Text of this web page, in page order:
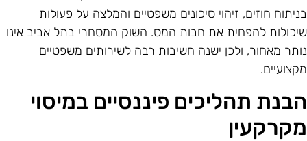
חוזים, זיהוי סיכונים משפטיים והמלצה על פעולות
להפחית את חבות המס. השוק המסחרי בתל אביב אינו
מאחור, ולכן ישנה חשיבות רבה לשירותים משפטיים
תהליכים פיננסיים במיסוי